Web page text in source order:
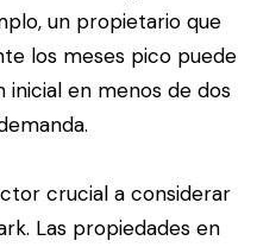
un propietario que
los meses pico puede
inicial en menos de dos
crucial a considerar
Las propiedades en